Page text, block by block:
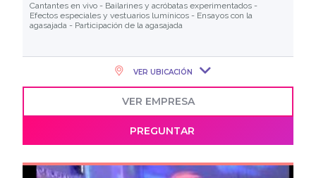
Cantantes en vivo - Bailarines y acróbatas experimentados -
Efectos especiales y vestuarios lumínicos - Ensayos con la
agasajada - Participación de la agasajada
VER UBICACIÓN
VER EMPRESA
PREGUNTAR